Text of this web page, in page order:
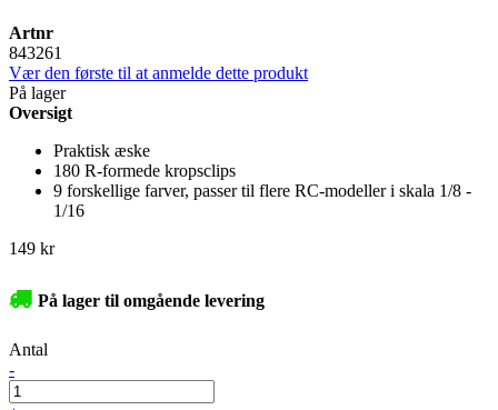
Artnr
843261
Vær den første til at anmelde dette produkt
På lager
Oversigt
Praktisk æske
180 R-formede kropsclips
9 forskellige farver, passer til flere RC-modeller i skala 1/8 -
1/16
149 kr
På lager til omgående levering
Antal
-